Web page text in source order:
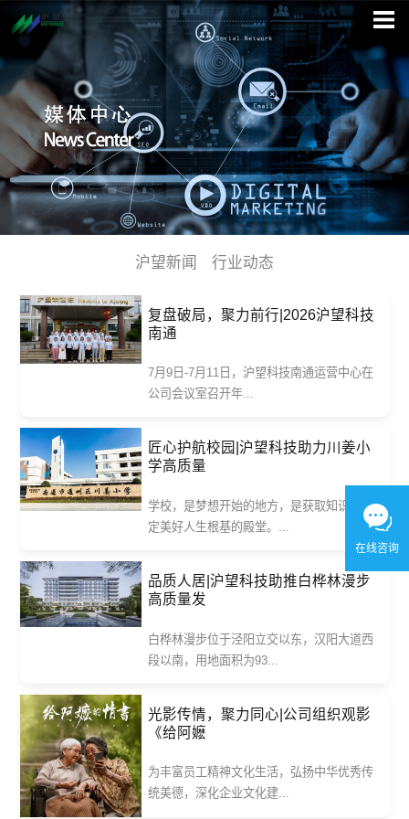
沪望新闻 行业动态
复盘破局，聚力前行|2026沪望科技
南通
7月9日-7月11日，沪望科技南通运营中心在
公司会议室召开年...
匠心护航校园|沪望科技助力川姜小
学高质量
学校，是梦想开始的地方，是获取知识、奠
定美好人生根基的殿堂。...
品质人居|沪望科技助推白桦林漫步
高质量发
白桦林漫步位于泾阳立交以东，汉阳大道西
段以南，用地面积为93...
光影传情，聚力同心|公司组织观影
《给阿嬷
为丰富员工精神文化生活，弘扬中华优秀传
统美德，深化企业文化建...
在线咨询